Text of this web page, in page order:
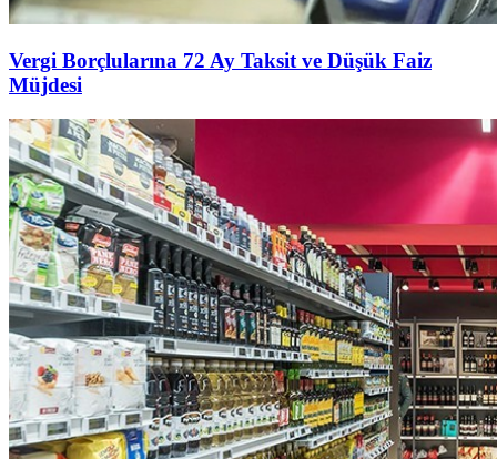
Vergi Borçlularına 72 Ay Taksit ve Düşük Faiz
Müjdesi